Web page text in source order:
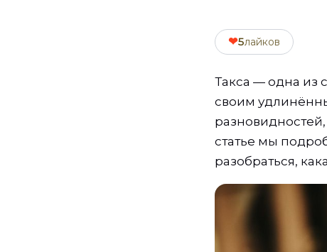
❤5лайков
Такса — одна из
своим
статье мы
разобраться,